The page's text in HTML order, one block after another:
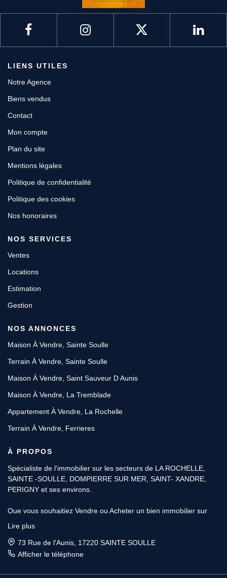
LIENS UTILES
Notre Agence
Biens vendus
Contact
Mon compte
Plan du site
Mentions légales
Politique de confidentialité
Politique des cookies
Nos honoraires
NOS SERVICES
Ventes
Locations
Estimation
Gestion
NOS ANNONCES
Maison À Vendre, Sainte Soulle
Terrain À Vendre, Sainte Soulle
Maison À Vendre, Saint Sauveur D Aunis
Maison À Vendre, La Tremblade
Appartement À Vendre, La Rochelle
Terrain À Vendre, Ferrieres
À PROPOS
Spécialiste de l'immobilier sur les secteurs de LA ROCHELLE,
SAINTE -SOULLE, DOMPIERRE SUR MER, SAINT- XANDRE,
PERIGNY et ses environs.
Que vous souhaitiez Vendre ou Acheter un bien immobilier sur
ROCHELLE. Avec plus de 10 ans d’expérience, les Conseillers
BLOWSENS, sont les spécialistes de l'immobilier et vous
apporteront toute l'aide nécessaire pour faire aboutir votre projet.
Pour Vendre ou faire estimer gratuitement votre bien immobilier
Lire plus
73 Rue de l'Aunis, 17220 SAINTE SOULLE
Afficher le téléphone